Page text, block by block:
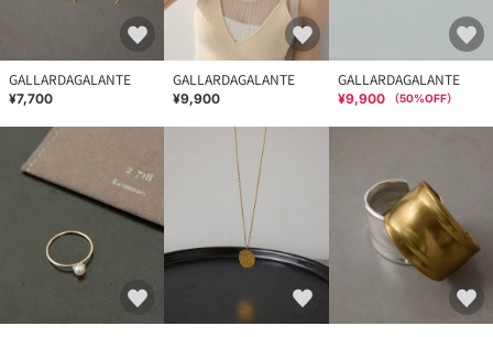
GALLARDAGALANTE
¥7,700
GALLARDAGALANTE
¥9,900
GALLARDAGALANTE
¥9,900 （50%OFF）